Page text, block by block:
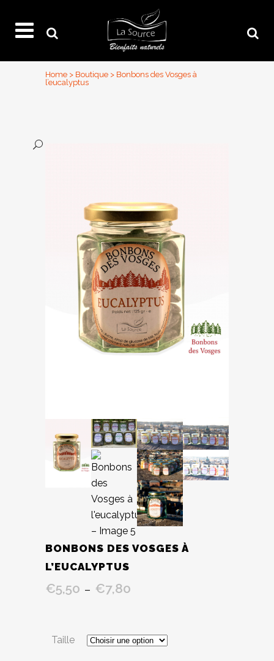
Home > Boutique > Bonbons des Vosges à
l’eucalyptus
BONBONS DES VOSGES À
L’EUCALYPTUS
€5,50 – €7,80
€5,50
Taille